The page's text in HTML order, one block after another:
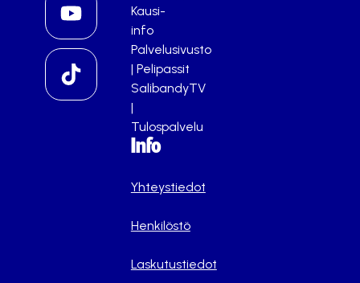
Kausi-
info
Palvelusivusto
| Pelipassit
SalibandyTV
|
Tulospalvelu
Info
Yhteystiedot
Henkilöstö
Laskutustiedot